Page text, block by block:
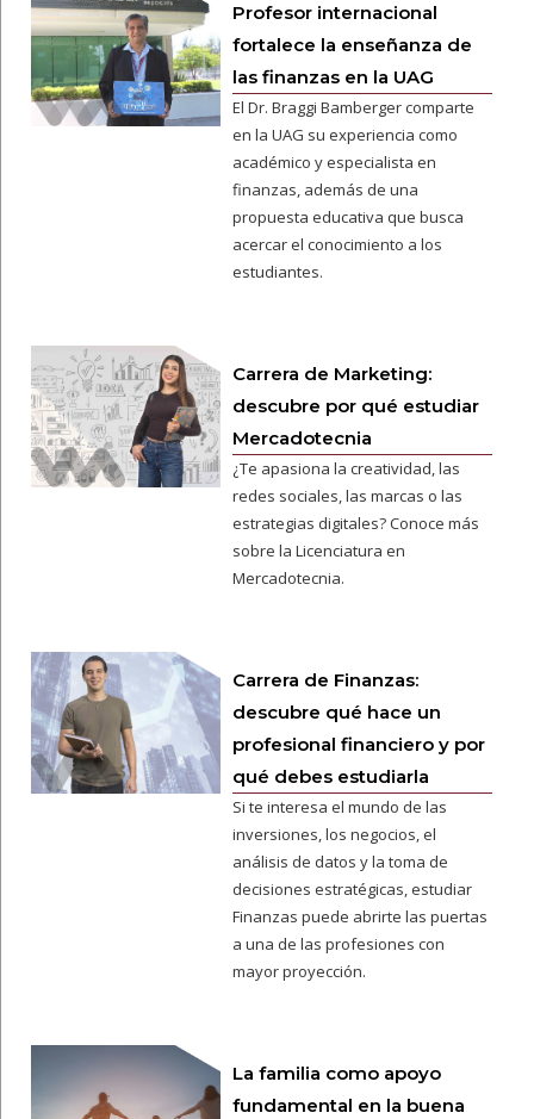
Profesor internacional
fortalece la enseñanza de
las finanzas en la UAG
El Dr. Braggi Bamberger comparte
en la UAG su experiencia como
académico y especialista en
finanzas, además de una
propuesta educativa que busca
acercar el conocimiento a los
estudiantes.
Carrera de Marketing:
descubre por qué estudiar
Mercadotecnia
¿Te apasiona la creatividad, las
redes sociales, las marcas o las
estrategias digitales? Conoce más
sobre la Licenciatura en
Mercadotecnia.
Carrera de Finanzas:
descubre qué hace un
profesional financiero y por
qué debes estudiarla
Si te interesa el mundo de las
inversiones, los negocios, el
análisis de datos y la toma de
decisiones estratégicas, estudiar
Finanzas puede abrirte las puertas
a una de las profesiones con
mayor proyección.
La familia como apoyo
fundamental en la buena